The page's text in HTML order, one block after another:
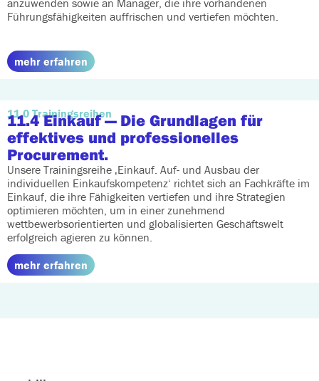
Führungsfähigkeiten auffrischen und vertiefen möchten.
mehr erfahren
11.0 Trainingsreihen
11.4 Einkauf— Die Grundlagen für
effektives und professionelles
Procurement.
Unsere Trainingsreihe ‚Einkauf. Auf- und Ausbau der
individuellen Einkaufskompetenz‘ richtet sich an Fachkräfte im
Einkauf, die ihre Fähigkeiten vertiefen und ihre Strategien
optimieren möchten, um in einer zunehmend
wettbewerbsorientierten und globalisierten Geschäftswelt
erfolgreich agieren zu können.
mehr erfahren